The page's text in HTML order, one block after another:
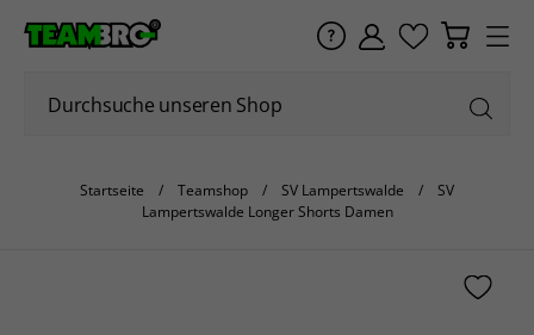
Startseite Teamshop SV Lampertswalde
SV
Lampertswalde Longer Shorts Damen